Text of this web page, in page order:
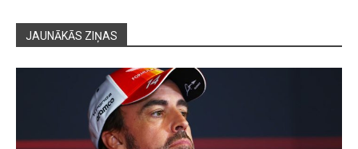
JAUNĀKĀS ZIŅAS